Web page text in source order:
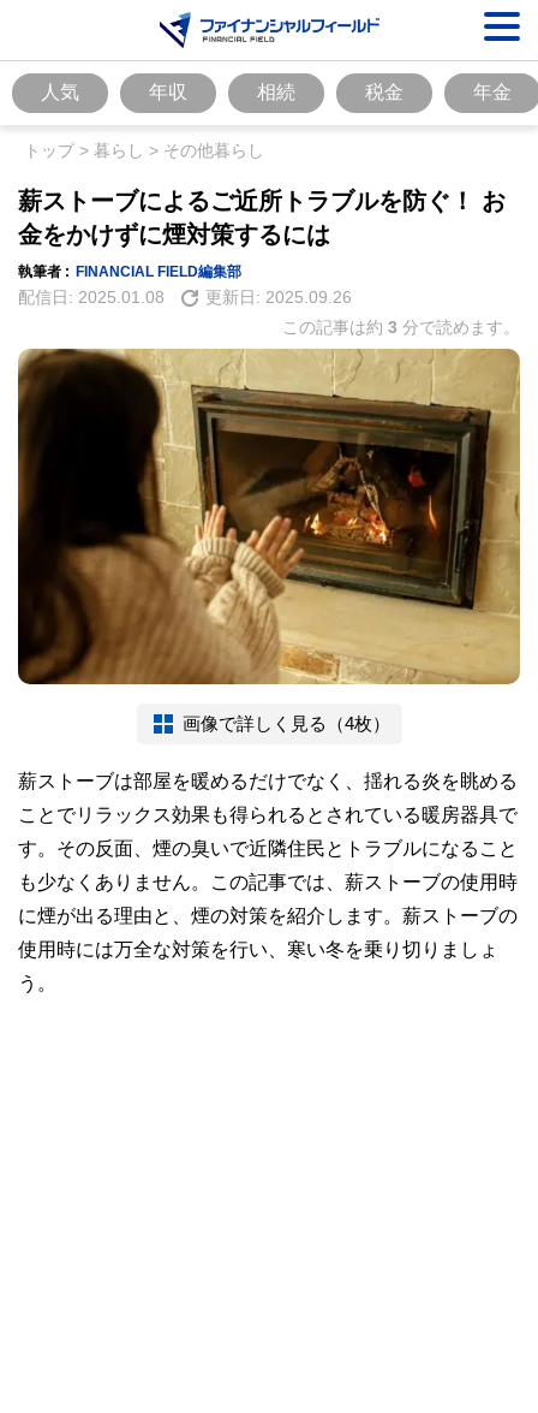
人気 年収 相続 税金 年金
トップ> 暮らし > その他暮らし
薪ストーブによるご近所トラブルを防ぐ！ お
金をかけずに煙対策するには
執筆者 : FINANCIAL FIELD編集部
配信日: 2025.01.08 更新日: 2025.09.26
この記事は約 3 分で読めます。
画像で詳しく見る（4枚）
薪ストーブは部屋を暖めるだけでなく、揺れる炎を眺める
ことでリラックス効果も得られるとされている暖房器具で
す。その反面、煙の臭いで近隣住民とトラブルになること
も少なくありません。この記事では、薪ストーブの使用時
に煙が出る理由と、煙の対策を紹介します。薪ストーブの
使用時には万全な対策を行い、寒い冬を乗り切りましょ
う。